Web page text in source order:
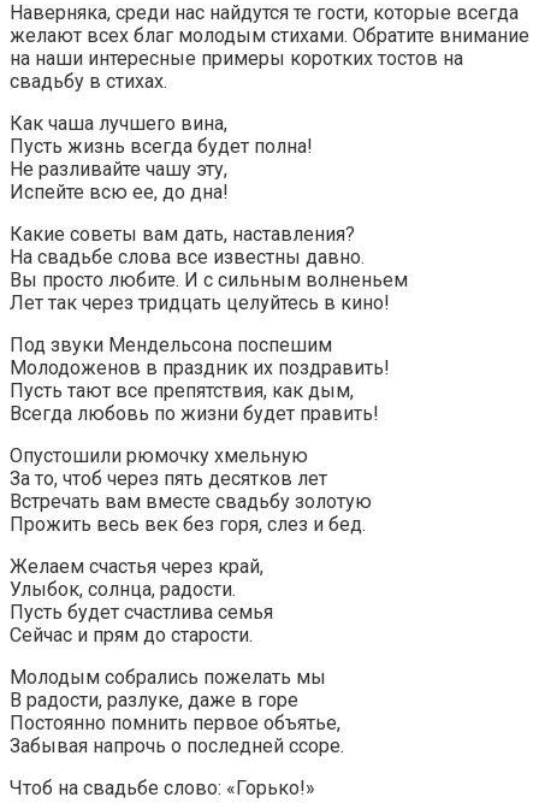
Наверняка, среди нас найдутся те гости, которые всегда
желают всех благ молодым стихами. Обратите внимание
на наши интересные примеры коротких тостов на
свадьбу в стихах.
Как чаша лучшего вина,
Пусть жизнь всегда будет полна!
Не разливайте чашу эту,
Испейте всю ее, до дна!
Какие советы вам дать, наставления?
На свадьбе слова все известны давно.
Вы просто любите. И с сильным волненьем
Лет так через тридцать целуйтесь в кино!
Под звуки Мендельсона поспешим
Молодоженов в праздник их поздравить!
Пусть тают все препятствия, как дым,
Всегда любовь по жизни будет править!
Опустошили рюмочку хмельную
За то, чтоб через пять десятков лет
Встречать вам вместе свадьбу золотую
Прожить весь век без горя, слез и бед.
Желаем счастья через край,
Улыбок, солнца, радости.
Пусть будет счастлива семья
Сейчас и прям до старости.
Молодым собрались пожелать мы
В радости, разлуке, даже в горе
Постоянно помнить первое объятье,
Забывая напрочь о последней ссоре.
Чтоб на свадьбе слово: «Горько!»